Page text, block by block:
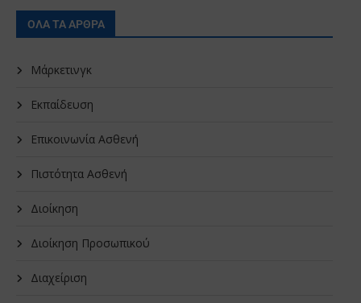
ΟΛΑ ΤΑ ΑΡΘΡΑ
Μάρκετινγκ
Εκπαίδευση
Επικοινωνία Ασθενή
Πιστότητα Ασθενή
Διοίκηση
Διοίκηση Προσωπικού
Διαχείριση